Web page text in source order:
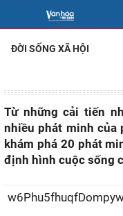
ĐỜI SỐNG XÃ HỘI
Từ những cải tiến
nhiều phát minh của
khám phá 20 phát
định hình cuộc sống